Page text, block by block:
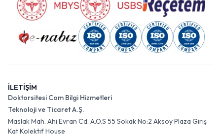
İLETİŞİM
Doktorsitesi Com Bilgi Hizmetleri
Teknoloji ve Ticaret A.Ş.
Maslak Mah. Ahi Evran Cd. A.O.S 55 Sokak No:2 Aksoy Plaza Giriş
Kat Kolektif House